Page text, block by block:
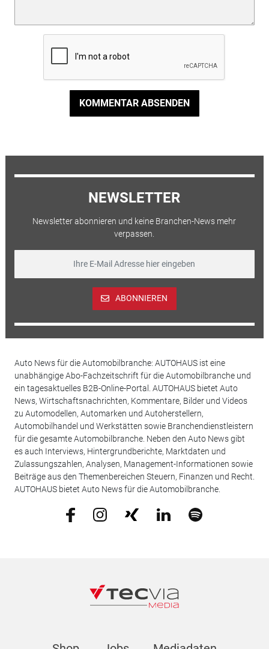
KOMMENTAR ABSENDEN
NEWSLETTER
Newsletter abonnieren und keine Branchen-News mehr
verpassen.
ABONNIEREN
Auto News für die Automobilbranche: AUTOHAUS ist eine
unabhängige Abo-Fachzeitschrift für die Automobilbranche und
ein tagesaktuelles B2B-Online-Portal. AUTOHAUS bietet Auto
News, Wirtschaftsnachrichten, Kommentare, Bilder und Videos
zu Automodellen, Automarken und Autoherstellern,
Automobilhandel und Werkstätten sowie Branchendienstleistern
für die gesamte Automobilbranche. Neben den Auto News gibt
es auch Interviews, Hintergrundberichte, Marktdaten und
Zulassungszahlen, Analysen, Management-Informationen sowie
Beiträge aus den Themenbereichen Steuern, Finanzen und Recht.
AUTOHAUS bietet Auto News für die Automobilbranche.